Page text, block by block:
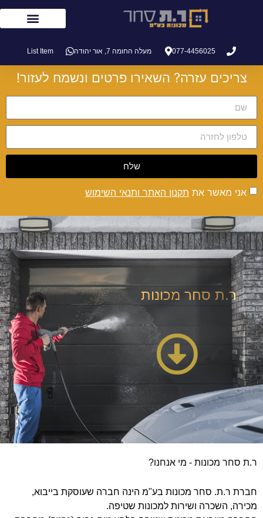
077-4456025 מעלה החומה 7, אור יהודה List Item
צריכים עזרה? השאירו פרטים ונשמח לעזור!
שלח
אני מאשר את תקנון האתר ותנאי השימוש
ר.ת סחר מכונות
ר.ת סחר מכונות - מי אנחנו?
חברת ר.ת. סחר מכונות בע"מ הינה חברה שעוסקת בייבוא,
מכירה, השכרה ושירות למכונות שטיפה.